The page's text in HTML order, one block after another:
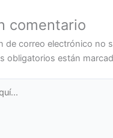
comentario
de correo electrónico no
obligatorios están